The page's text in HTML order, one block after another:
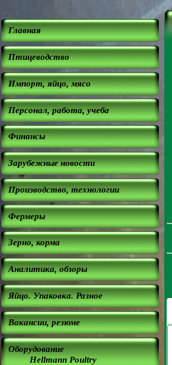
Главная
Птицеводство
Импорт, яйцо, мясо
Персонал, работа, учеба
Финансы
Зарубежные новости
Производство, технологии
Фермеры
Зерно, корма
Аналитика, обзоры
Яйцо. Упаковка. Разное
Вакансии, резюме
Оборудование
Hellmann Poultry